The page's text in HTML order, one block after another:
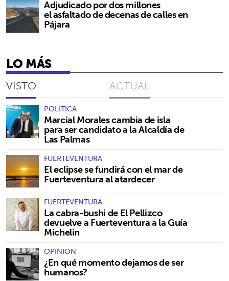
Adjudicado por dos millones
el asfaltado de decenas de calles en
Pájara
LO MÁS
VISTO ACTUAL
POLÍTICA
Marcial Morales cambia de isla
para ser candidato a la Alcaldía de
Las Palmas
FUERTEVENTURA
El eclipse se fundirá con el mar de
Fuerteventura al atardecer
FUERTEVENTURA
La cabra-bushi de El Pellizco
devuelve a Fuerteventura a la Guía
Michelin
OPINIÓN
¿En qué momento dejamos de ser
humanos?